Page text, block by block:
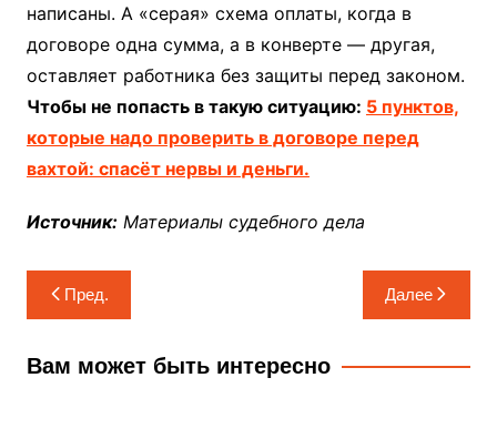
написаны. А «серая» схема оплаты, когда в
договоре одна сумма, а в конверте — другая,
оставляет работника без защиты перед законом.
Чтобы не попасть в такую ситуацию: 5 пунктов,
которые надо проверить в договоре перед
вахтой: спасёт нервы и деньги.
Источник:Материалы судебного дела
Навигация
по
записям
Пред. Далее
Вам может быть интересно